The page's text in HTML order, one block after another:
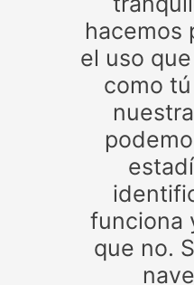
Castilla-La Mancha
Córdoba deducciones
Guardia
lucha contra el fraude
picadura préstamos
tabaco ilegal
venta
Patrocinadores
hacemos
el uso
como
funciona
que no.